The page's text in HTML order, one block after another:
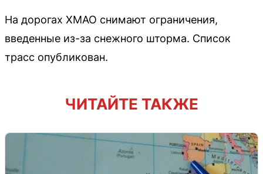
На дорогах ХМАО снимают ограничения,
введенные из-за снежного шторма. Список
трасс опубликован.
ЧИТАЙТЕ ТАКЖЕ